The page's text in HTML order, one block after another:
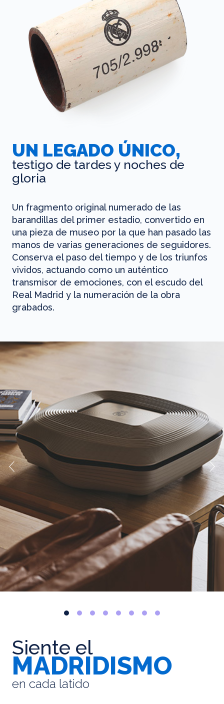
UN LEGADO ÚNICO,
testigo de tardes y noches de
gloria
Un fragmento original numerado de las
barandillas del primer estadio, convertido en
una pieza de museo por la que han pasado las
manos de varias generaciones de seguidores.
Conserva el paso del tiempo y de los triunfos
vividos, actuando como un auténtico
transmisor de emociones, con el escudo del
Real Madrid y la numeración de la obra
grabados.
Siente el
MADRIDISMO
en cada latido